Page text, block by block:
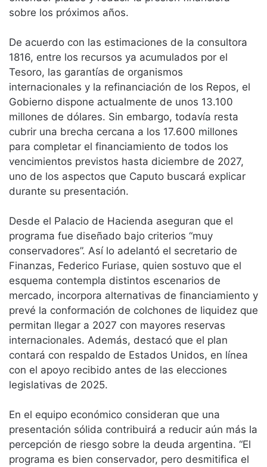
sobre los próximos años.
De acuerdo con las estimaciones de la consultora
1816, entre los recursos ya acumulados por el
Tesoro, las garantías de organismos
internacionales y la refinanciación de los Repos, el
Gobierno dispone actualmente de unos 13.100
millones de dólares. Sin embargo, todavía resta
cubrir una brecha cercana a los 17.600 millones
para completar el financiamiento de todos los
vencimientos previstos hasta diciembre de 2027,
uno de los aspectos que Caputo buscará explicar
durante su presentación.
Desde el Palacio de Hacienda aseguran que el
programa fue diseñado bajo criterios “muy
conservadores”. Así lo adelantó el secretario de
Finanzas, Federico Furiase, quien sostuvo que el
esquema contempla distintos escenarios de
mercado, incorpora alternativas de financiamiento y
prevé la conformación de colchones de liquidez que
permitan llegar a 2027 con mayores reservas
internacionales. Además, destacó que el plan
contará con respaldo de Estados Unidos, en línea
con el apoyo recibido antes de las elecciones
legislativas de 2025.
En el equipo económico consideran que una
presentación sólida contribuirá a reducir aún más la
percepción de riesgo sobre la deuda argentina. “El
programa es bien conservador, pero desmitifica el